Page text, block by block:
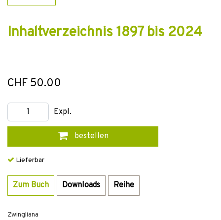
Inhaltverzeichnis 1897 bis 2024
CHF 50.00
Expl.
bestellen
Lieferbar
Zum Buch Downloads Reihe
Zwingliana